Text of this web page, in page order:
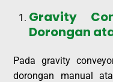
Gravity
Dorongan
Pada gravity
dorongan manual